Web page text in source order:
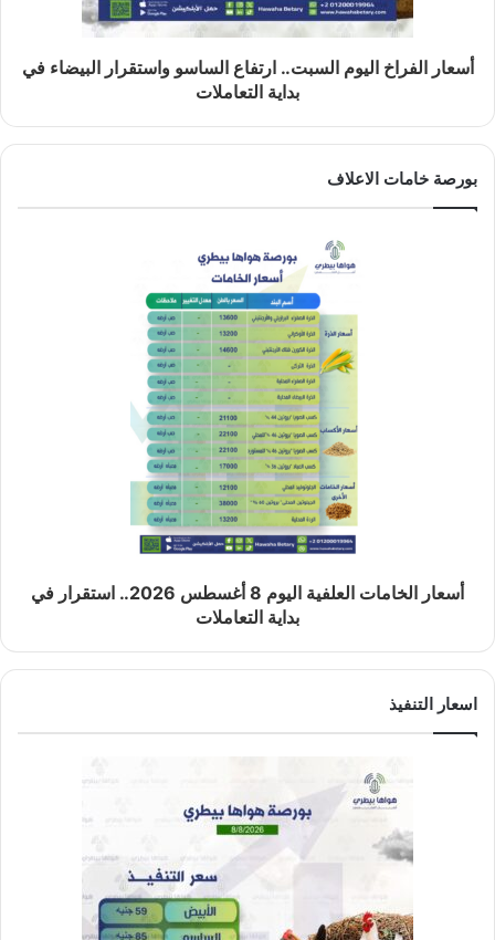
أسعار الفراخ اليوم السبت.. ارتفاع الساسو واستقرار البيضاء في
بداية التعاملات
بورصة خامات الاعلاف
أسعار الخامات العلفية اليوم 8 أغسطس 2026.. استقرار في
بداية التعاملات
اسعار التنفيذ